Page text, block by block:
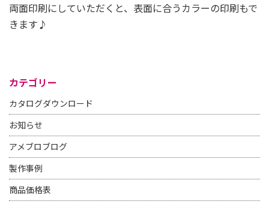
両面印刷にしていただくと、表面に合うカラーの印刷もで
きます♪
カテゴリー
カタログダウンロード
お知らせ
アメブロブログ
製作事例
商品価格表